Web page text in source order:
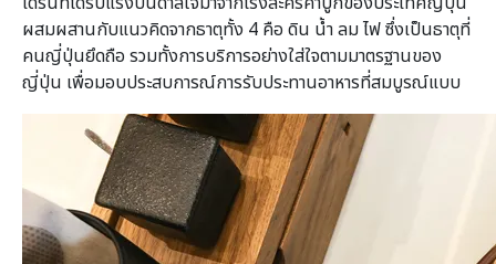
ผสมผสานกับแนวคิดจากธาตุทั้ง 4 คือ ดิน น้ำ ลม ไฟ ซึ่งเป็นธาตุที่
คนญี่ปุ่นยึดถือ รวมทั้งการบริการอย่างใส่ใจตามมาตรฐานของ
ญี่ปุ่น เพื่อมอบประสบการณ์การรับประทานอาหารที่สมบูรณ์แบบ